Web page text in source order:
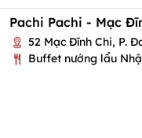
Pachi Pachi - Mạc
52 Mạc Đĩnh Chi, P.
Buffet nướng lẩu